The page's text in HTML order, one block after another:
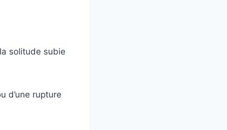
solitude subie
d’une rupture